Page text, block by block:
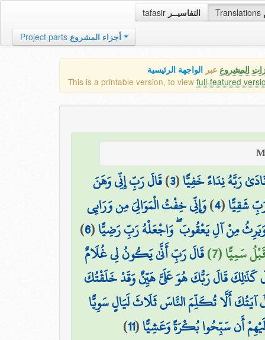
tafasir التفاسيــر Translations
Project parts أجزاء المشروع
المشروع عبر الواجهة الرئيسية
This is a printable version, to view full-featured
رَبَّهُ نِدَاءً خَفِيًّا(
3
)قَالَ رَبِّ إِنِّي وَهَنَ
شَقِيًّا(
4
)وَإِنِّي خِفْتُ الْمَوَالِيَ مِن وَرَائِي
مِنْ آلِ يَعْقُوبَ ۖ وَاجْعَلْهُ رَبِّ رَضِيًّا(
6
)
سَمِيًّا (7) قَالَ رَبِّ أَنَّىٰ يَكُونُ لِي غُلَامٌ
كَذَٰلِكَ قَالَ رَبُّكَ هُوَ عَلَيَّ هَيِّنٌ وَقَدْ خَلَقْتُكَ
آيَتُكَ أَلَّا تُكَلِّمَ النَّاسَ ثَلَاثَ لَيَالٍ سَوِيًّا
أَن سَبِّحُوا بُكْرَةً وَعَشِيًّا(
11
)